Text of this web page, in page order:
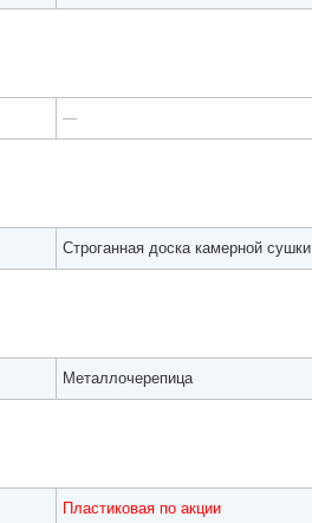
—
Строганная доска камерной сушки
Металлочерепица
Пластиковая по акции